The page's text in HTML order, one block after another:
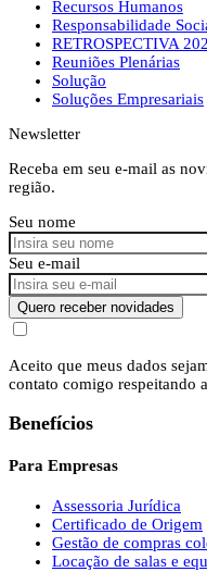
Recursos Humanos
Responsabilidade
RETROSPECTIVA
Reuniões Plenárias
Solução
Soluções Empresariais
Newsletter
Receba em seu e-mail as
região.
Seu nome
Seu e-mail
Quero receber novidades
Aceito que meus dados
contato comigo respeitando
Benefícios
Para Empresas
Assessoria Jurídica
Certificado de Origem
Gestão de compras
Locação de salas e